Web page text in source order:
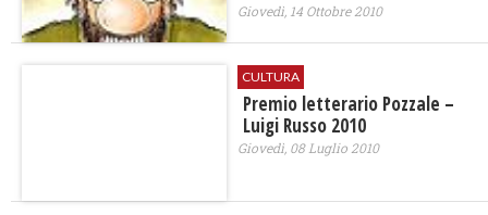
Giovedì, 14 Ottobre 2010
CULTURA
Premio letterario Pozzale –
Luigi Russo 2010
Giovedì, 08 Luglio 2010